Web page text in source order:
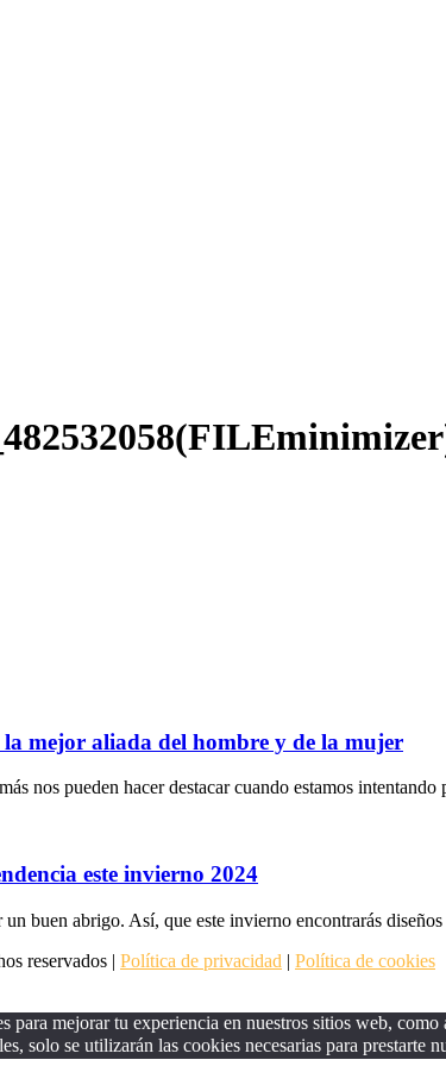
la mejor aliada del hombre y de la mujer
nos pueden hacer destacar cuando estamos
este invierno 2024
buen abrigo. Así, que este invierno encontrarás
reservados | Política de privacidad | Política de cookies
para mejorar tu experiencia en nuestros sitios web,
solo se utilizarán las cookies necesarias para prestarte